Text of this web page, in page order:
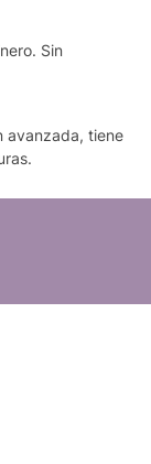
Sin
avanzada, tiene